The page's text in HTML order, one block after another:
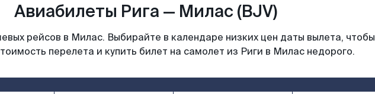
Авиабилеты Рига — Милас (BJV)
рейсов в Милас. Выбирайте в календаре низких цен даты вылета, чтобы
перелета и купить билет на самолет из Риги в Милас недорого.